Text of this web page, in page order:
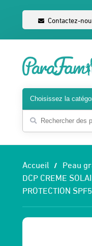
Contactez-
Accueil
Peau
DCP CREME
PROTECTION